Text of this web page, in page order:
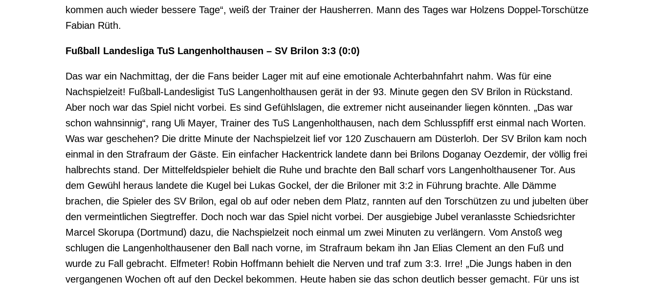
kommen auch wieder bessere Tage“, weiß der Trainer der Hausherren. Mann des Tages war Holzens Doppel-Torschütze
Fabian Rüth.
Fußball Landesliga TuS Langenholthausen – SV Brilon 3:3 (0:0)
Das war ein Nachmittag, der die Fans beider Lager mit auf eine emotionale Achterbahnfahrt nahm. Was für eine
Nachspielzeit! Fußball-Landesligist TuS Langenholthausen gerät in der 93. Minute gegen den SV Brilon in Rückstand.
Aber noch war das Spiel nicht vorbei. Es sind Gefühlslagen, die extremer nicht auseinander liegen könnten. „Das war
schon wahnsinnig“, rang Uli Mayer, Trainer des TuS Langenholthausen, nach dem Schlusspfiff erst einmal nach Worten.
Was war geschehen? Die dritte Minute der Nachspielzeit lief vor 120 Zuschauern am Düsterloh. Der SV Brilon kam noch
einmal in den Strafraum der Gäste. Ein einfacher Hackentrick landete dann bei Brilons Doganay Oezdemir, der völlig frei
halbrechts stand. Der Mittelfeldspieler behielt die Ruhe und brachte den Ball scharf vors Langenholthausener Tor. Aus
dem Gewühl heraus landete die Kugel bei Lukas Gockel, der die Briloner mit 3:2 in Führung brachte. Alle Dämme
brachen, die Spieler des SV Brilon, egal ob auf oder neben dem Platz, rannten auf den Torschützen zu und jubelten über
den vermeintlichen Siegtreffer. Doch noch war das Spiel nicht vorbei. Der ausgiebige Jubel veranlasste Schiedsrichter
Marcel Skorupa (Dortmund) dazu, die Nachspielzeit noch einmal um zwei Minuten zu verlängern. Vom Anstoß weg
schlugen die Langenholthausener den Ball nach vorne, im Strafraum bekam ihn Jan Elias Clement an den Fuß und
wurde zu Fall gebracht. Elfmeter! Robin Hoffmann behielt die Nerven und traf zum 3:3. Irre! „Die Jungs haben in den
vergangenen Wochen oft auf den Deckel bekommen. Heute haben sie das schon deutlich besser gemacht. Für uns ist